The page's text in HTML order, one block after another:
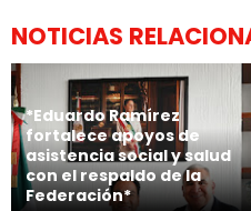
NOTICIAS
*Eduardo Ramírez
fortalece apoyos de
asistencia social y salud
con el respaldo de la
Federación*